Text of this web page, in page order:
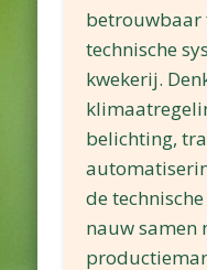
betrouwbaar
technische
kwekerij.
belichting,
de
nauw samen